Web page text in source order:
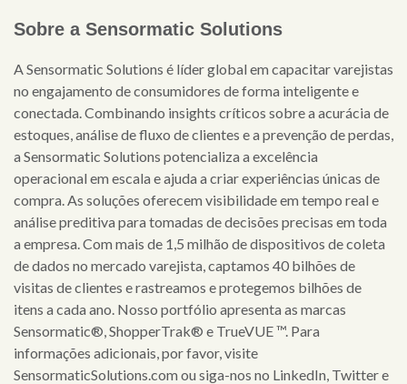
Sobre a Sensormatic Solutions
A Sensormatic Solutions é líder global em capacitar varejistas
no engajamento de consumidores de forma inteligente e
conectada. Combinando insights críticos sobre a acurácia de
estoques, análise de fluxo de clientes e a prevenção de perdas,
a Sensormatic Solutions potencializa a excelência
operacional em escala e ajuda a criar experiências únicas de
compra. As soluções oferecem visibilidade em tempo real e
análise preditiva para tomadas de decisões precisas em toda
a empresa. Com mais de 1,5 milhão de dispositivos de coleta
de dados no mercado varejista, captamos 40 bilhões de
visitas de clientes e rastreamos e protegemos bilhões de
itens a cada ano. Nosso portfólio apresenta as marcas
Sensormatic®, ShopperTrak® e TrueVUE ™. Para
informações adicionais, por favor, visite
SensormaticSolutions.com ou siga-nos no LinkedIn, Twitter e